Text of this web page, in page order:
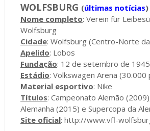
WOLFSBURG (últimas notícias)
Nome completo: Verein für
Wolfsburg
Cidade: Wolfsburg (Centro-Norte
Apelido: Lobos
Fundação: 12 de setembro de 1945
Estádio: Volkswagen Arena (30.000
Material esportivo: Nike
Títulos: Campeonato Alemão
Alemanha (2015) e Supercopa da
Site oficial: http://www.vfl-